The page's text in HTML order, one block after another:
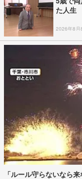
た人生
2026年8月
「ルール守らないなら